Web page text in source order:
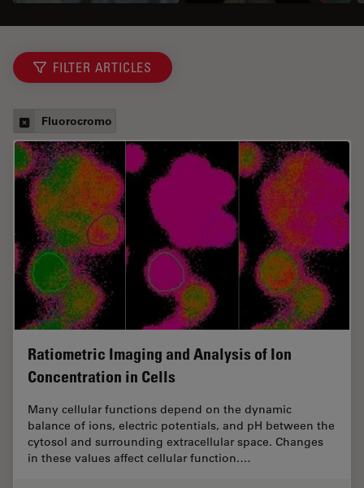
FILTER ARTICLES
Fluorocromo
Ratiometric Imaging and Analysis of Ion
Concentration in Cells
Many cellular functions depend on the dynamic
balance of ions, electric potentials, and pH between the
cytosol and surrounding extracellular space. Changes
in these values affect cellular function.…